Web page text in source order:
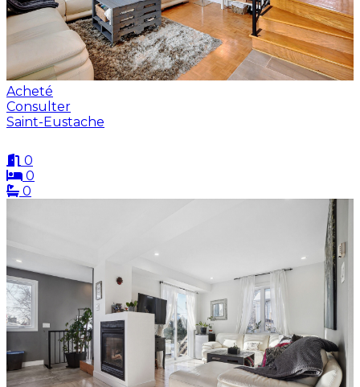
Acheté
Consulter
Saint-Eustache
0
0
0